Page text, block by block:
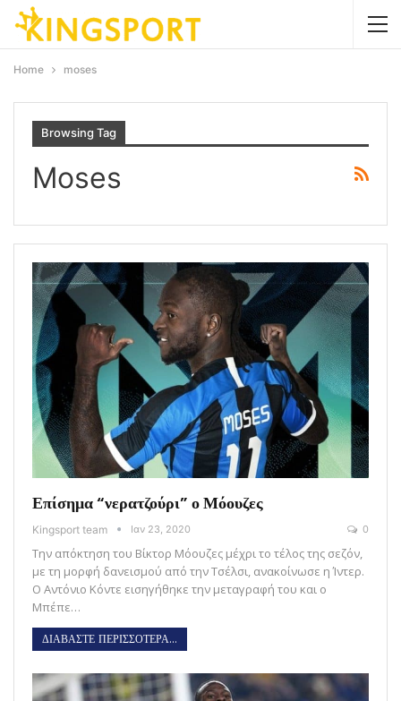
Home moses
Browsing Tag
Moses
Επίσημα “νερατζούρι” ο Μόουζες
Kingsport team Ιαν 23, 2020 0
Την απόκτηση του Βίκτορ Μόουζες μέχρι το τέλος της σεζόν,
με τη μορφή δανεισμού από την Τσέλσι, ανακοίνωσε η Ίντερ.
Ο Αντόνιο Κόντε εισηγήθηκε την μεταγραφή του και ο
Μπέπε…
ΔΙΑΒΑΣΤΕ ΠΕΡΙΣΣΟΤΕΡΑ...